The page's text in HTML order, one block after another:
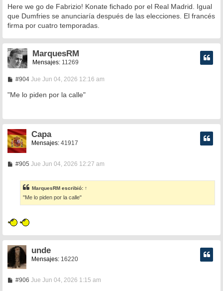
n
a
j
Here we go de Fabrizio! Konate fichado por el Real Madrid. Igual
que Dumfries se anunciaría después de las elecciones. El francés
firma por cuatro temporadas.
MarquesRM
Mensajes: 11269
#904M
n
s
e
Jue Jun 04, 2026 12:16 am
"Me lo piden por la calle"
Capa
Mensajes:41917
#905M
s
a
j
e
Jue Jun 04, 2026 12:27 am
MarquesRM escribió: ↑
"Me lo piden por la calle"
unde
Mensajes:16220
#906MJue Jun 04, 2026 1:15 am